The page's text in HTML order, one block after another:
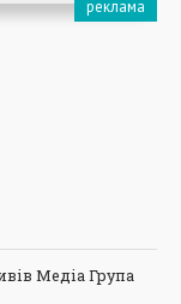
Медіа Група